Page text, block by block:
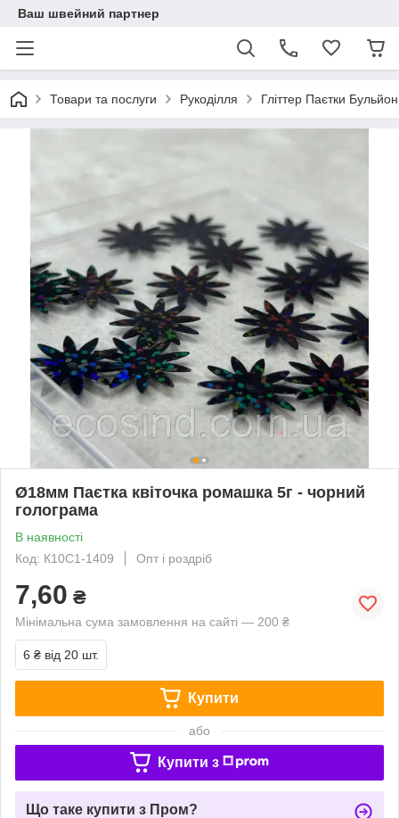
Ваш швейний партнер
Товари та послуги Рукоділля Гліттер Паєтки
Ø18мм Паєтка квіточка ромашка 5г - чорний
голограма
В наявності
Код: К10С1-1409
Опт і роздріб
7,60 ₴
Мінімальна сума замовлення на сайті — 200 ₴
6 ₴ від 20 шт.
Купити
або
Купити з
Що таке купити з Пром?